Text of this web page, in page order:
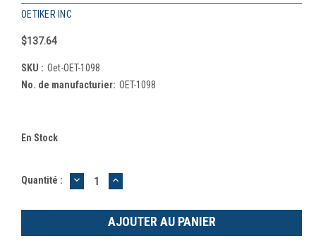
OETIKER INC
$137.64
SKU : Oet-OET-1098
No. de manufacturier: OET-1098
En Stock
Quantité : DIMINUER
LA
:
AUGMENTER
LA
: